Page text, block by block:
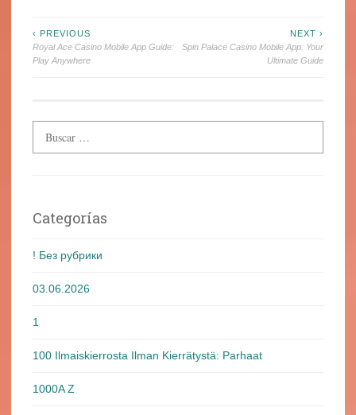
Navegación
de
‹ PREVIOUS
Royal Ace Casino Mobile App Guide:
Play Anywhere
NEXT ›
Spin Palace Casino Mobile App: Your
Ultimate Guide
Categorías
! Без рубрики
03.06.2026
1
100 Ilmaiskierrosta Ilman Kierrätystä: Parhaat
1000A Z